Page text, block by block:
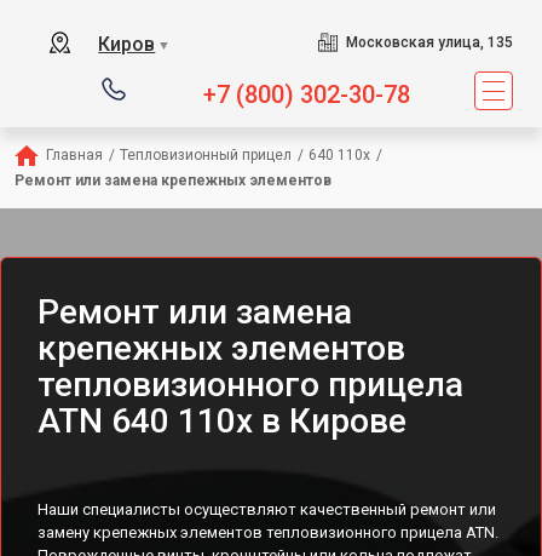
Киров ▼ Московская улица, 135
+7 (800) 302-30-78
Главная / Тепловизионный прицел / 640 110x /
Ремонт или замена крепежных элементов
Ремонт или замена
крепежных элементов
тепловизионного прицела
ATN 640 110x в Кирове
Наши специалисты осуществляют качественный ремонт или
замену крепежных элементов тепловизионного прицела ATN.